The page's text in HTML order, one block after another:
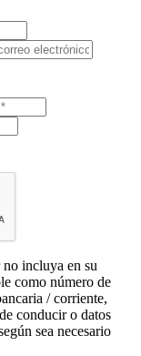
incluya en su
como número de
/ corriente,
conducir o datos
sea necesario